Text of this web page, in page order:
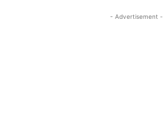
- Advertisement -